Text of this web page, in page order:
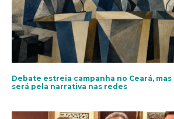
Debate estreia campanha no Ceará, mas
será pela narrativa nas redes